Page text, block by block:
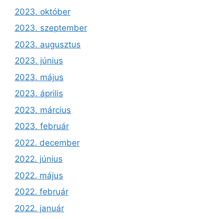
2023. október
2023. szeptember
2023. augusztus
2023. június
2023. május
2023. április
2023. március
2023. február
2022. december
2022. június
2022. május
2022. február
2022. január